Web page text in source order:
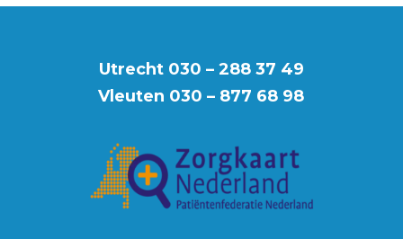
Utrecht 030 – 288 37 49
Vleuten 030 – 877 68 98